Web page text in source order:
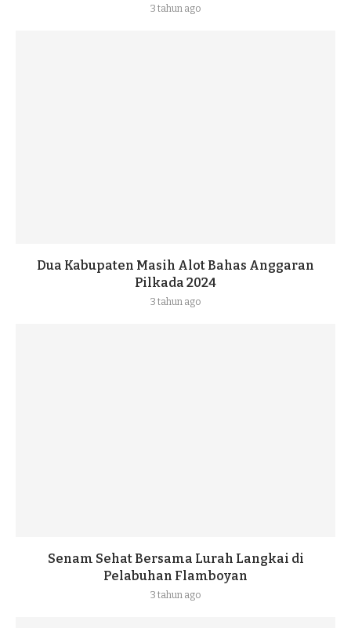
3 tahun ago
Dua Kabupaten Masih Alot Bahas Anggaran
Pilkada 2024
3 tahun ago
Senam Sehat Bersama Lurah Langkai di
Pelabuhan Flamboyan
3 tahun ago